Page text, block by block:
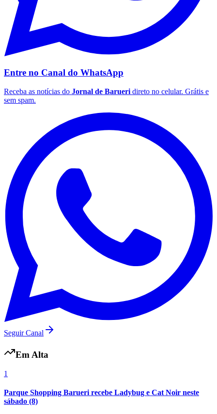
Flamengo
Fluminense
Entre no Canal do WhatsApp
Receba as notícias do Jornal de Barueri direto no celular. Grátis e
sem spam.
Seguir Canal
Em Alta
1
Parque Shopping Barueri recebe Ladybug e Cat Noir neste
sábado (8)